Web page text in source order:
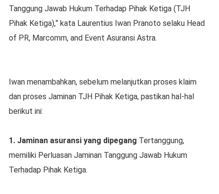
Tanggung Jawab Hukum Terhadap Pihak Ketiga (TJH
Pihak Ketiga),” kata Laurentius Iwan Pranoto selaku Head
of PR, Marcomm, and Event Asuransi Astra.
Iwan menambahkan, sebelum melanjutkan proses klaim
dan proses Jaminan TJH Pihak Ketiga, pastikan hal-hal
berikut ini:
1. Jaminan asuransi yang dipegang Tertanggung,
memiliki Perluasan Jaminan Tanggung Jawab Hukum
Terhadap Pihak Ketiga.